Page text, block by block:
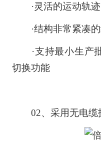
·灵活的运动轨迹
·结构非常紧凑的
·支持最小生产批
切换功能
02、采用无电缆